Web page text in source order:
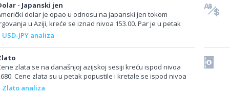
- Japanski jen
dolar je opao u odnosu na japanski jen tokom
u Aziji, kreće se iznad nivoa 153.00. Par je u petak
porastao i dostigao nivo iznad...
USD-JPY analiza
zlata se na današnjoj azijskoj sesiji kreću ispod nivoa
Cene zlata su u petak popustile i kretale se ispod nivoa
2.700 dolara, jer su...
Zlato analiza